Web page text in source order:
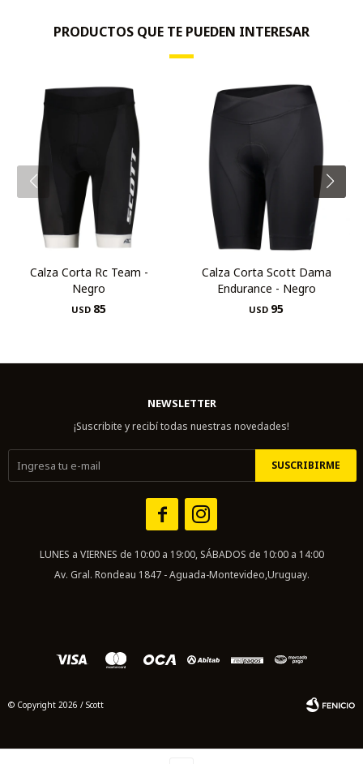
PRODUCTOS QUE TE PUEDEN INTERESAR
Calza Corta Rc Team -
Negro
USD 85
Calza Corta Scott Dama
Endurance - Negro
USD 95
NEWSLETTER
¡Suscribite y recibí todas nuestras novedades!
SUSCRIBIRME
 
LUNES a VIERNES de 10:00 a 19:00, SÁBADOS de 10:00 a 14:00
Av. Gral. Rondeau 1847 - Aguada-Montevideo,Uruguay.
© Copyright 2026 / Scott